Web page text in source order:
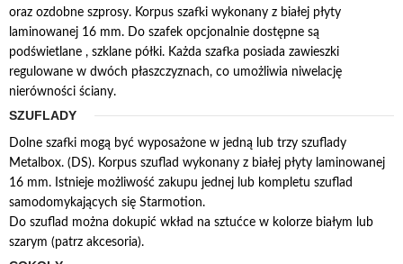
oraz ozdobne szprosy. Korpus szafki wykonany z białej płyty
laminowanej 16 mm. Do szafek opcjonalnie dostępne są
podświetlane , szklane półki. Każda szafka posiada zawieszki
regulowane w dwóch płaszczyznach, co umożliwia niwelację
nierówności ściany.
SZUFLADY
Dolne szafki mogą być wyposażone w jedną lub trzy szuflady
Metalbox. (DS). Korpus szuflad wykonany z białej płyty laminowanej
16 mm. Istnieje możliwość zakupu jednej lub kompletu szuflad
samodomykających się Starmotion.
Do szuflad można dokupić wkład na sztućce w kolorze białym lub
szarym (patrz akcesoria).